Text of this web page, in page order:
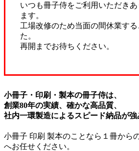
いつも冊子侍をご利用いただき
ます。
工場改修のため当面の間休業す
た。
再開までお待ちください。
小冊子・印刷・製本の冊子侍は、
創業80年の実績、確かな高品質、
社内一環製造によるスピード納品が強
小冊子 印刷 製本のことなら１冊から
へお任せください。